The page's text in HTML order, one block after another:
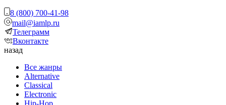
8 (800) 700-41-98
mail@iamlp.ru
Телеграмм
Вконтакте
назад
Все жанры
Alternative
Classical
Electronic